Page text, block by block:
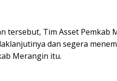
tersebut, Tim Asset Pemkab
dan segera
Merangin itu.